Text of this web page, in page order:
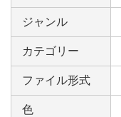
ジャンル
カテゴリー
ファイル形式
色